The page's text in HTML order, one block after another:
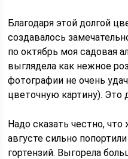
Благодаря этой долгой
создавалось
по октябрь моя садовая
выглядела как нежное
фотографии не очень
цветочную картину). Это
Надо сказать честно,
августе сильно
гортензий. Выгорела